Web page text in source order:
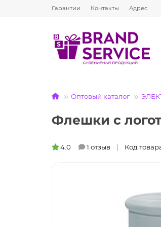
Гарантии Контакты Адрес
Оптовый каталог
Флешки с
4.0 1 отзыв Код